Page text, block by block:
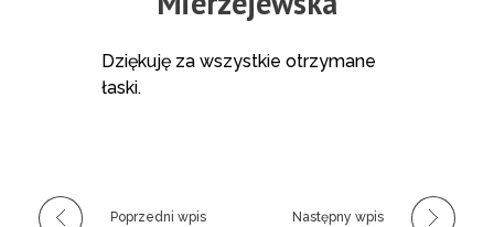
Dziękuję za wszystkie otrzymane
łaski.
Poprzedni wpis Następny wpis